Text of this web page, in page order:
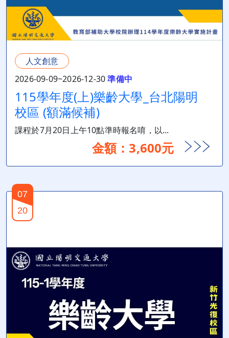
人文創意
2026-09-09~2026-12-30準備中
115學年度(上)樂齡大學_台北陽明
校區 (額滿候補)
課程於7月20日上午10點準時報名唷，以...
金額：3,600元
07
20